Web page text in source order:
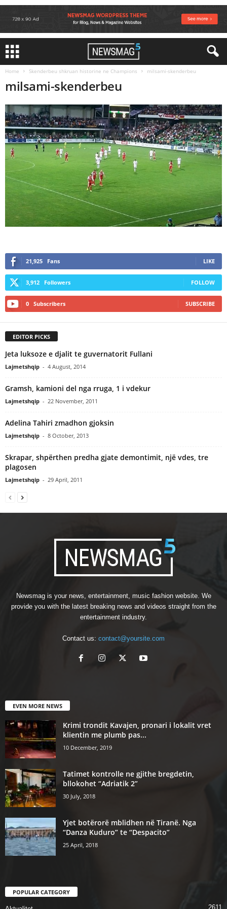
Home Skenderbeu shkruan historine ne Champions milsami-skenderbeu
milsami-skenderbeu
21,925 Fans LIKE
3,912 Followers FOLLOW
0 Subscribers SUBSCRIBE
EDITOR PICKS
Jeta luksoze e djalit te guvernatorit Fullani
Lajmetshqip - 4 August, 2014
Gramsh, kamioni del nga rruga, 1 i vdekur
Lajmetshqip - 22 November, 2011
Adelina Tahiri zmadhon gjoksin
Lajmetshqip - 8 October, 2013
Skrapar, shpërthen predha gjate demontimit, një vdes, tre
plagosen
Lajmetshqip - 29 April, 2011
Newsmag is your news, entertainment, music fashion website. We
provide you with the latest breaking news and videos straight from the
entertainment industry.
Contact us: contact@yoursite.com
EVEN MORE NEWS
Krimi trondit Kavajen, pronari i lokalit vret
klientin me plumb pas...
10 December, 2019
Tatimet kontrolle ne gjithe bregdetin,
bllokohet “Adriatik 2”
30 July, 2018
Yjet botërorë mblidhen në Tiranë. Nga
“Danza Kuduro” te “Despacito”
25 April, 2018
POPULAR CATEGORY
2611